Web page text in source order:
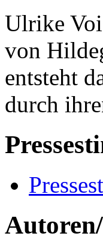
Ulrike
von
entsteht
durch